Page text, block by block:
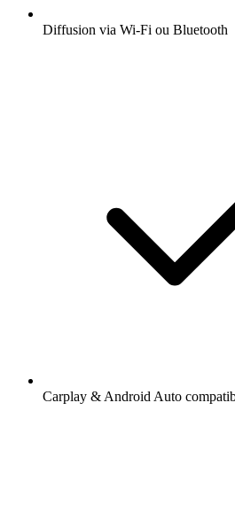
Diffusion via Wi-Fi ou Bluetooth
Carplay & Android Auto